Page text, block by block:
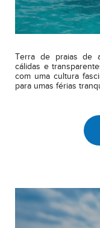
Terra de praias de
cálidas e
com uma cultura
para umas férias